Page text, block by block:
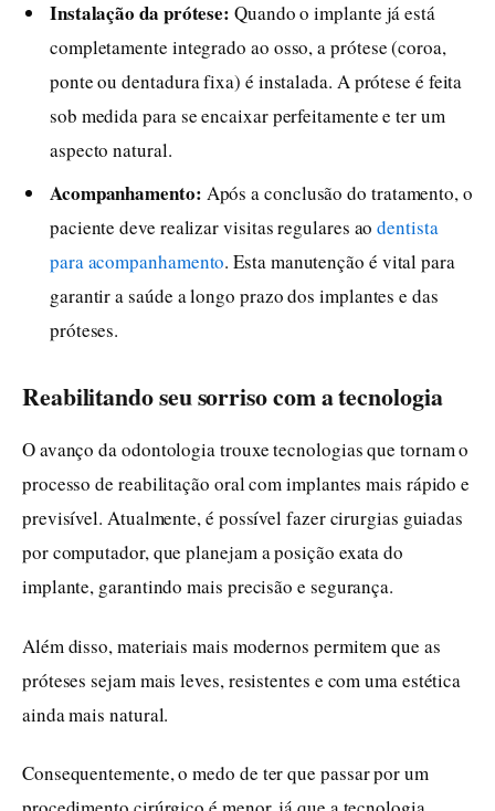
Instalação da prótese: Quando o implante já está
completamente integrado ao osso, a prótese (coroa,
ponte ou dentadura fixa) é instalada. A prótese é feita
sob medida para se encaixar perfeitamente e ter um
aspecto natural.
Acompanhamento: Após a conclusão do tratamento, o
paciente deve realizar visitas regulares aodentista
para acompanhamento. Esta manutenção é vital para
garantir a saúde a longo prazo dos implantes e das
próteses.
Reabilitando seu sorriso com a tecnologia
O avanço da odontologia trouxe tecnologias que tornam o
processo de reabilitação oral com implantes mais rápido e
previsível. Atualmente, é possível fazer cirurgias guiadas
por computador, que planejam a posição exata do
implante, garantindo mais precisão e segurança.
Além disso, materiais mais modernos permitem que as
próteses sejam mais leves, resistentes e com uma estética
ainda mais natural.
Consequentemente, o medo de ter que passar por um